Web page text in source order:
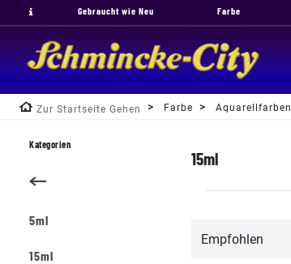
Gebraucht wie Neu Farbe
Zur Startseite Gehen Farbe Aquarellfarben
15ml
Kategorien
5ml
15ml